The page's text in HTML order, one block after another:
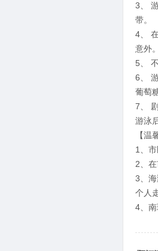
3、
带。
4、
意外。
5、
6、
葡萄
7、
游泳
【温
1、
2、
3、
个人
4、